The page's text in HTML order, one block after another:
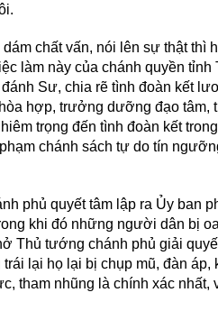
chất vấn, nói lên sự thật thì
làm này của chánh quyền
Sư, chia rẽ tình đoàn kết
hợp, trưởng dưỡng đạo tâm,
trọng đến tình đoàn kết
chánh sách tự do tín
phủ quyết tâm lập ra Ủy ban
khi đó những người dân bị
Thủ tướng chánh phủ giải
lại họ lại bị chụp mũ, đàn
tham nhũng là chính xác nhất,